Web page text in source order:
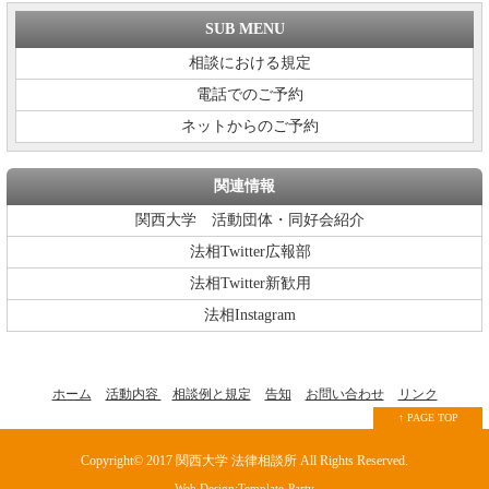
SUB MENU
相談における規定
電話でのご予約
ネットからのご予約
関連情報
関西大学 活動団体・同好会紹介
法相Twitter広報部
法相Twitter新歓用
法相Instagram
ホーム 活動内容 相談例と規定 告知 お問い合わせ リンク
↑ PAGE TOP
Copyright© 2017 関西大学 法律相談所 All Rights Reserved.